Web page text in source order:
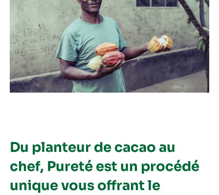
Du planteur de cacao au
chef, Pureté est un procédé
unique vous offrant le